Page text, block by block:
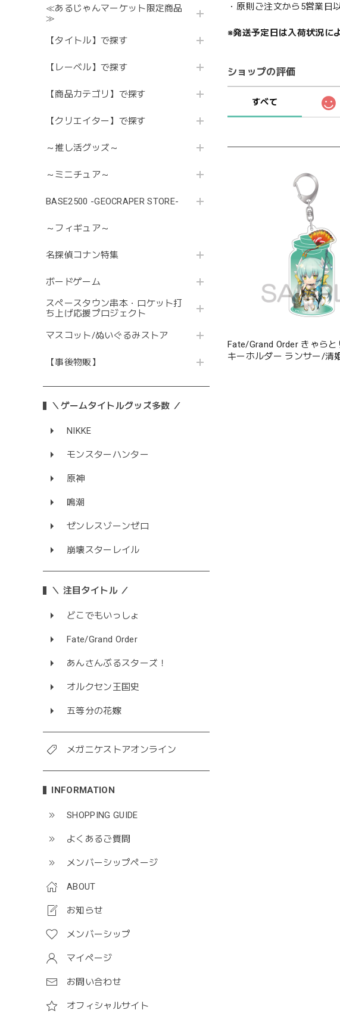
≪あるじゃんマーケット限定商品
≫
【タイトル】で探す
【レーベル】で探す
【商品カテゴリ】で探す
【クリエイター】で探す
～推し活グッズ～
～ミニチュア～
BASE2500 -GEOCRAPER STORE-
～フィギュア～
名探偵コナン特集
ボードゲーム
スペースタウン串本・ロケット打
ち上げ応援プロジェクト
マスコット/ぬいぐるみストア
【事後物販】
＼ゲームタイトルグッズ多数 ／
NIKKE
モンスターハンター
原神
鳴潮
ゼンレスゾーンゼロ
崩壊スターレイル
＼ 注目タイトル ／
どこでもいっしょ
Fate/Grand Order
あんさんぶるスターズ！
オルクセン王国史
五等分の花嫁
メガニケストアオンライン
INFORMATION
SHOPPING GUIDE
よくあるご質問
メンバーシップページ
ABOUT
お知らせ
メンバーシップ
マイページ
お問い合わせ
オフィシャルサイト
・原則ご注文から5営業日
※発送予定日は入荷状況に
ショップの評価
すべて
Fate/Grand Order きゃら
キーホルダー ランサー/清